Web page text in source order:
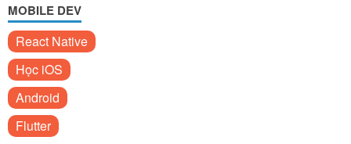
MOBILE DEV
React Native
Học iOS
Android
Flutter